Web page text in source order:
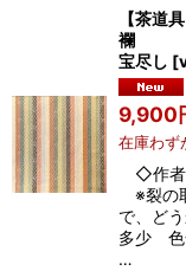
【茶道
襴 *
宝尽し [
9,900
在庫わず
◇作
※裂の
で、ど
多少 色
…